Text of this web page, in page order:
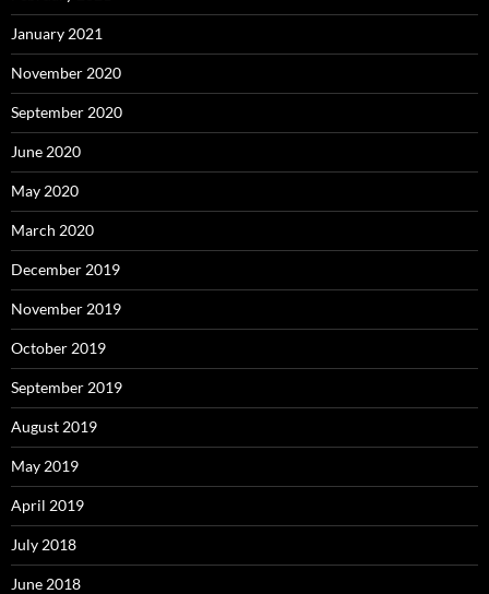
January 2021
November 2020
September 2020
June 2020
May 2020
March 2020
December 2019
November 2019
October 2019
September 2019
August 2019
May 2019
April 2019
July 2018
June 2018